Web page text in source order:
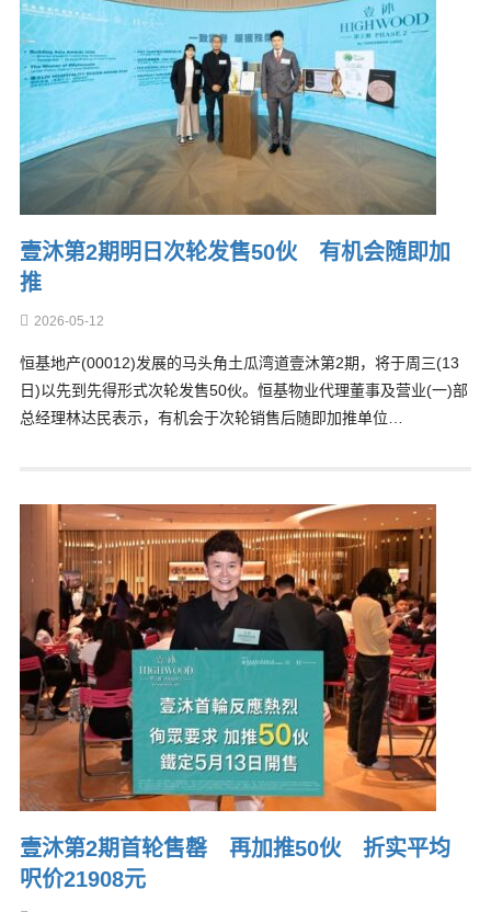
壹沐第2期明日次轮发售50伙 有机会随即加
推
2026-05-12
恒基地产(00012)发展的马头角土瓜湾道壹沐第2期，将于周三(13
日)以先到先得形式次轮发售50伙。恒基物业代理董事及营业(一)部
总经理林达民表示，有机会于次轮销售后随即加推单位…
壹沐第2期首轮售罄 再加推50伙 折实平均
呎价21908元